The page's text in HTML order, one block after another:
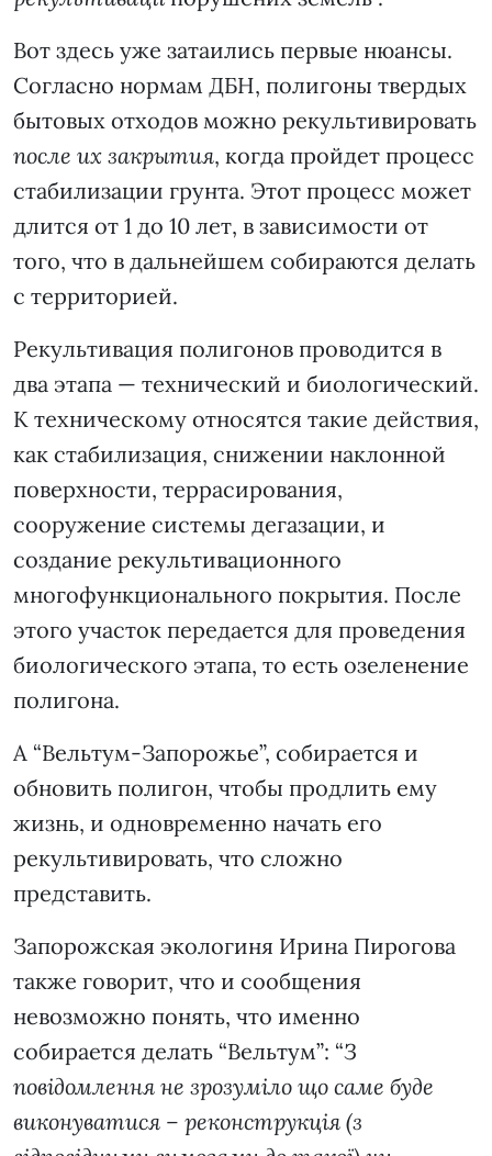
Вот здесь уже затаились первые нюансы.
Согласно нормам ДБН, полигоны твердых
бытовых отходов можно рекультивировать
после их закрытия, когда пройдет процесс
стабилизации грунта. Этот процесс может
длится от 1 до 10 лет, в зависимости от
того, что в дальнейшем собираются делать
с территорией.
Рекультивация полигонов проводится в
два этапа — технический и биологический.
К техническому относятся такие действия,
как стабилизация, снижении наклонной
поверхности, террасирования,
сооружение системы дегазации, и
создание рекультивационного
многофункционального покрытия. После
этого участок передается для проведения
биологического этапа, то есть озеленение
полигона.
А “Вельтум-Запорожье”, собирается и
обновить полигон, чтобы продлить ему
жизнь, и одновременно начать его
рекультивировать, что сложно
представить.
Запорожская экологиня Ирина Пирогова
также говорит, что и сообщения
невозможно понять, что именно
собирается делать “Вельтум”: “З
повідомлення не зрозуміло що саме буде
виконуватися – реконструкція (з